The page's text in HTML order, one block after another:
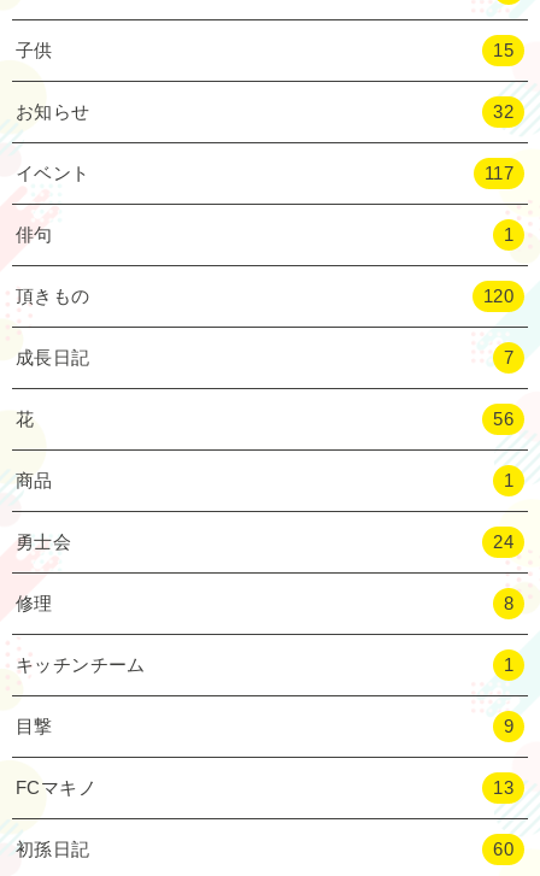
子供 15
お知らせ 32
イベント 117
俳句 1
頂きもの 120
成長日記 7
花 56
商品 1
勇士会 24
修理 8
キッチンチーム 1
目撃 9
FCマキノ 13
初孫日記 60